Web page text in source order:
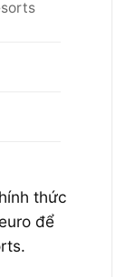
thức
để